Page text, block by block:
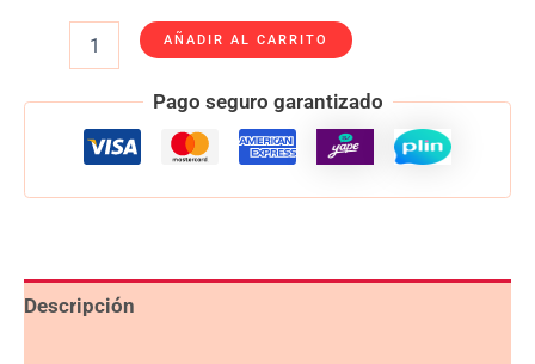
AÑADIR AL CARRITO
Pago seguro garantizado
Descripción